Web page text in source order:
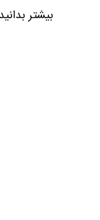
بیشتر